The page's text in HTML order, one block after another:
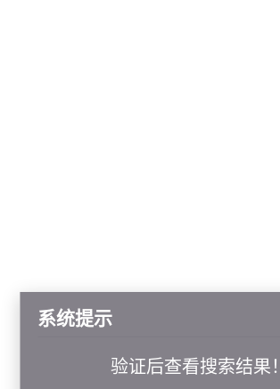
系统提示
验证后查看搜索结果！